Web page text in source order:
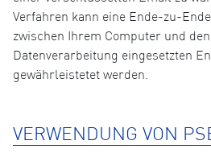
Verfahren kann eine Ende-zu-
zwischen Ihrem Computer und
Datenverarbeitung eingesetzten
gewährleistetet werden.
VERWENDUNG VON